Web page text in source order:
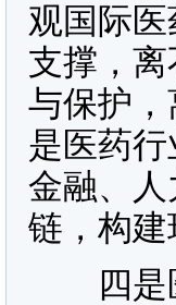
观国际
支撑，
与保护
是医药
金融、
链，构
四是医